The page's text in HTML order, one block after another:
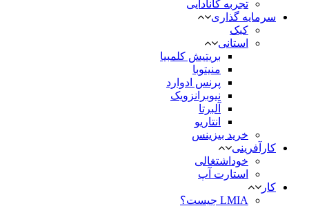
تجربه کانادایی
سرمایه گذاری
کبک
استانی
بریتیش کلمبیا
منیتوبا
پرنس ادوارد
نیوبرانزویک
آلبرتا
انتاریو
خرید بیزینس
کارآفرینی
خوداشتغالی
استارت آپ
کار
LMIA چیست؟